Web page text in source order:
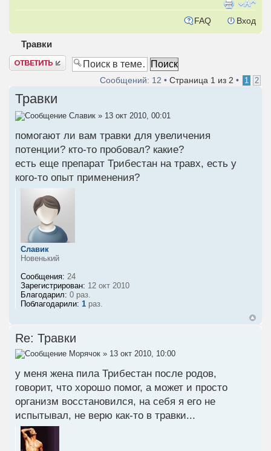
FAQ Вход
Травки
Ответить
Сообщений: 12 • Страница 1 из 2 • 1 2
Травки
Славик » 13 окт 2010, 00:01
помогают ли вам травки для увеличения
потенции? кто-то пробовал? какие?
есть еще препарат Трибестан на травх, есть у
кого-то опыт применения?
Славик
Новенький
Сообщения: 24
Зарегистрирован: 12 окт 2010
Благодарил: 0 раз.
Поблагодарили: 1 раз.
Re: Травки
Морячок » 13 окт 2010, 10:00
у меня жена пила Трибестан после родов,
говорит, что хорошо помог, а может и просто
организм восстановился, на себя я его не
испытывал, не верю как-то в травки...